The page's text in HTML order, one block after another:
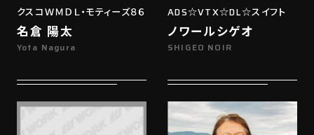
クスコＷＭＤＬ・モティーズ８６
名倉 陽太
Yota Nagura
ADS☆VTX☆DL☆スイフト
ノワールシゲオ
SHIGEO NOIR